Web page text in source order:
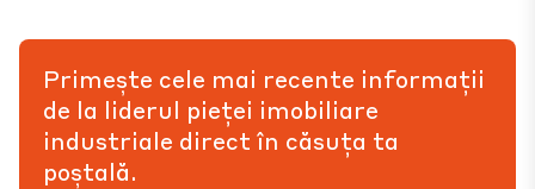
Primește cele mai recente informații
de la liderul pieței imobiliare
industriale direct în căsuța ta
poștală.